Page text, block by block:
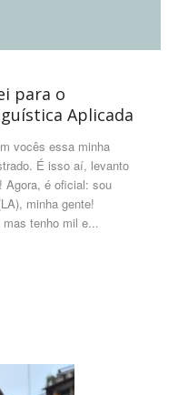
para o
Aplicada
vocês essa minha
É isso aí, levanto
Agora, é oficial: sou
minha gente!
tenho mil e...